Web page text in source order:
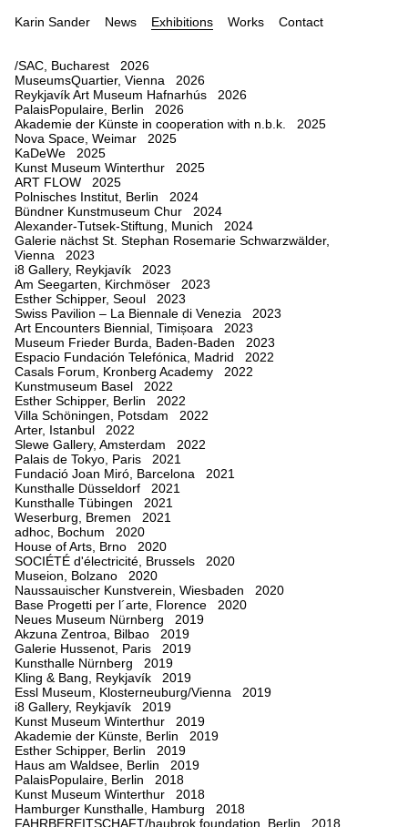
Karin Sander News Exhibitions Works Contact
/SAC, Bucharest 2026
MuseumsQuartier, Vienna 2026
Reykjavík Art Museum Hafnarhús 2026
PalaisPopulaire, Berlin 2026
Akademie der Künste in cooperation with n.b.k. 2025
Nova Space, Weimar 2025
KaDeWe 2025
Kunst Museum Winterthur 2025
ART FLOW 2025
Polnisches Institut, Berlin 2024
Bündner Kunstmuseum Chur 2024
Alexander-Tutsek-Stiftung, Munich 2024
Galerie nächst St. Stephan Rosemarie Schwarzwälder,
Vienna 2023
i8 Gallery, Reykjavík 2023
Am Seegarten, Kirchmöser 2023
Esther Schipper, Seoul 2023
Swiss Pavilion – La Biennale di Venezia 2023
Art Encounters Biennial, Timișoara 2023
Museum Frieder Burda, Baden-Baden 2023
Espacio Fundación Telefónica, Madrid 2022
Casals Forum, Kronberg Academy 2022
Kunstmuseum Basel 2022
Esther Schipper, Berlin 2022
Villa Schöningen, Potsdam 2022
Arter, Istanbul 2022
Slewe Gallery, Amsterdam 2022
Palais de Tokyo, Paris 2021
Fundació Joan Miró, Barcelona 2021
Kunsthalle Düsseldorf 2021
Kunsthalle Tübingen 2021
Weserburg, Bremen 2021
adhoc, Bochum 2020
House of Arts, Brno 2020
SOCIÉTÉ d'électricité, Brussels 2020
Museion, Bolzano 2020
Naussauischer Kunstverein, Wiesbaden 2020
Base Progetti per l´arte, Florence 2020
Neues Museum Nürnberg 2019
Akzuna Zentroa, Bilbao 2019
Galerie Hussenot, Paris 2019
Kunsthalle Nürnberg 2019
Kling & Bang, Reykjavík 2019
Essl Museum, Klosterneuburg/Vienna 2019
i8 Gallery, Reykjavík 2019
Kunst Museum Winterthur 2019
Akademie der Künste, Berlin 2019
Esther Schipper, Berlin 2019
Haus am Waldsee, Berlin 2019
PalaisPopulaire, Berlin 2018
Kunst Museum Winterthur 2018
Hamburger Kunsthalle, Hamburg 2018
FAHRBEREITSCHAFT/haubrok foundation, Berlin 2018